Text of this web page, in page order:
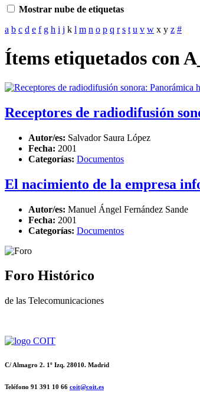
Mostrar nube de etiquetas
a b c d e f g h i j k l m n o p q r s t u v w x y z #
Ítems etiquetados con
Receptores de radiodifusión
Autor/es: Salvador Saura López
Fecha: 2001
Categorías: Documentos
El nacimiento de la empresa
Autor/es: Manuel Ángel Fernández Sande
Fecha: 2001
Categorías: Documentos
Foro Histórico
de las Telecomunicaciones
C/ Almagro 2. 1º Izq. 28010. Madrid
Teléfono 91 391 10 66 coit@coit.es